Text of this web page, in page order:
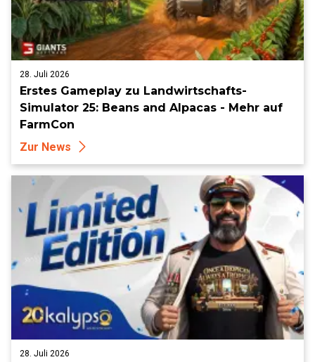
28. Juli 2026
Erstes Gameplay zu Landwirtschafts-
Simulator 25: Beans and Alpacas - Mehr auf
FarmCon
Zur News
28. Juli 2026